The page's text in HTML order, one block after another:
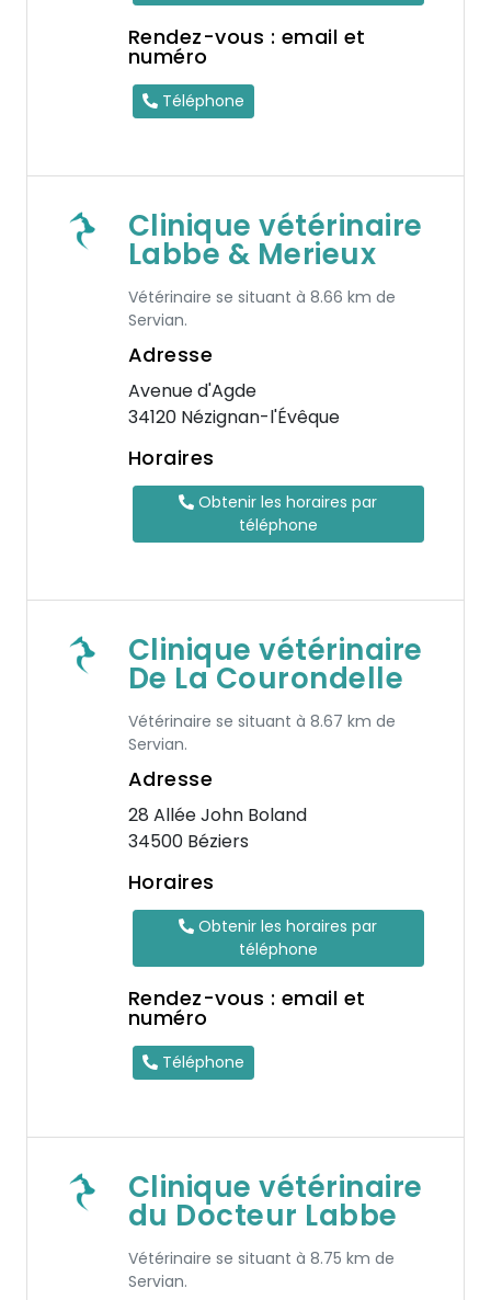
Rendez-vous : email et
numéro
Téléphone
Clinique vétérinaire
Labbe & Merieux
Vétérinaire se situant à 8.66 km de
Servian.
Adresse
Avenue d'Agde
34120 Nézignan-l'Évêque
Horaires
Obtenir les horaires par
téléphone
Clinique vétérinaire
De La Courondelle
Vétérinaire se situant à 8.67 km de
Servian.
Adresse
28 Allée John Boland
34500 Béziers
Horaires
Obtenir les horaires par
téléphone
Rendez-vous : email et
numéro
Téléphone
Clinique vétérinaire
du Docteur Labbe
Vétérinaire se situant à 8.75 km de
Servian.